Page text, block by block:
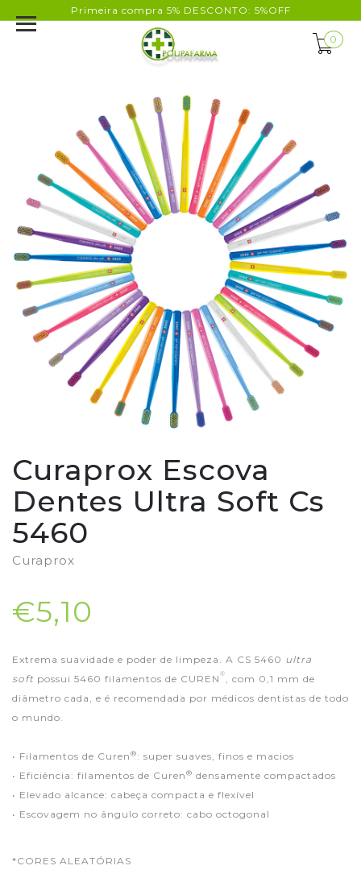
Primeira compra 5% DESCONTO: 5%OFF
0
Curaprox Escova
Dentes Ultra Soft Cs
5460
Curaprox
€5,10
Extrema suavidade e poder de limpeza. A CS 5460 ultra
soft possui 5460 filamentos de CUREN ® , com 0,1 mm de
diâmetro cada, e é recomendada por médicos dentistas de todo
o mundo.
• Filamentos de Curen®: super suaves, finos e macios
• Eficiência: filamentos de Curen® densamente compactados
• Elevado alcance: cabeça compacta e flexível
• Escovagem no ângulo correto: cabo octogonal
*CORES ALEATÓRIAS